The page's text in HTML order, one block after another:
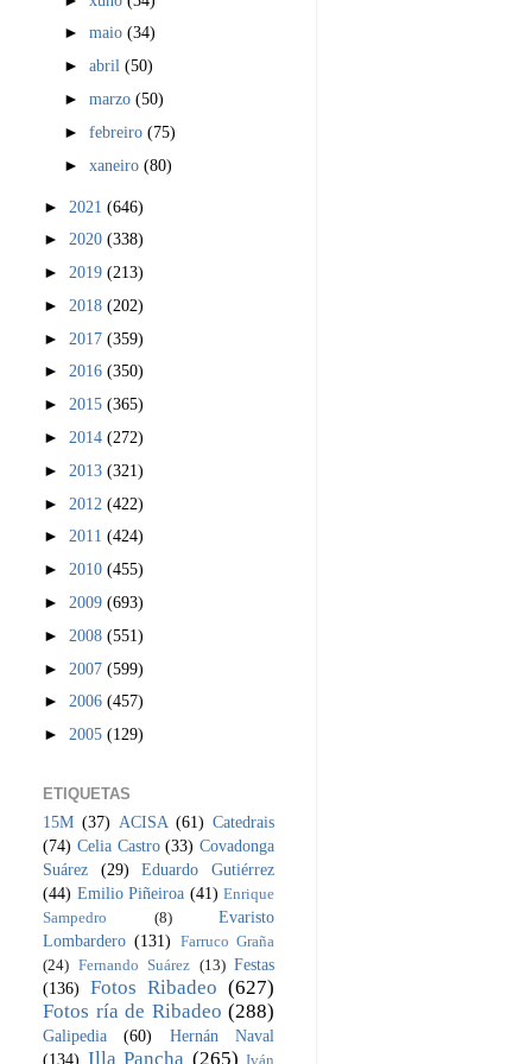
►maio(34)
►abril(50)
►marzo(50)
►febreiro(75)
►xaneiro(80)
► 2021 (646)
► 2020 (338)
► 2019 (213)
► 2018 (202)
► 2017 (359)
► 2016 (350)
► 2015 (365)
► 2014 (272)
► 2013 (321)
► 2012 (422)
► 2011 (424)
► 2010 (455)
► 2009 (693)
► 2008 (551)
► 2007 (599)
► 2006 (457)
► 2005 (129)
ETIQUETAS
15M (37) ACISA (61) Catedrais
(74) Celia Castro (33) Covadonga
Suárez
(29)
Eduardo Gutiérrez
(44) Emilio Piñeiroa (41) Enrique
Sampedro
(8)
Evaristo
Lombardero (131) Farruco Graña
(24) Fernando Suárez (13) Festas
(136)
Fotos Ribadeo (627)
Fotos ría de Ribadeo (288)
Galipedia (60)
Hernán Naval
(134) Illa Pancha (265) Iván